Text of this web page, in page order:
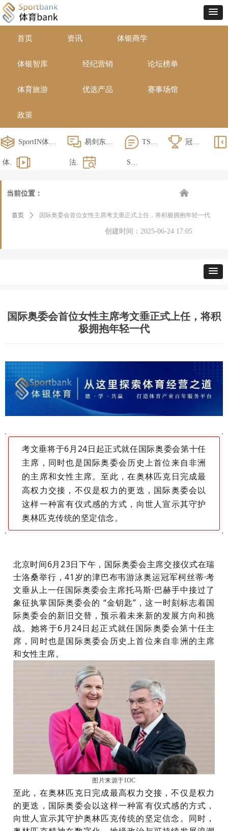
首页 资讯 体银商学
体银智库 经纪营销 论坛榜单
体育旅游 优选产品 赛事场馆
政策
SportIN体育产业大会 易剑东跨年演讲 TSL演讲 冠军十刻
体育领军人物培养计划总裁班 法国巴黎ICD国际商学院硕士班 SportO论坛
当前位置：
首页 ꄲ 国际奥委会首位女性主席考文垂正式上任，将积极拥抱年轻一代
创建时间： 2025-06-24 17:05
낀
国际奥委会首位女性主席考文垂正式上任，将积
极拥抱年轻一代
考文垂将于6月24日起正式就任国际奥委会第十任
主席，同时也是国际奥委会历史上首位来自非洲
的主席和女性主席。至此，在奥林匹克日完成最
高权力交接， 不仅是权力的更迭， 国际奥委会以
这样一种富有仪式感的方式，向世人宣示其守护
奥林匹克传统的坚定信念。
北京时间6月23日下午，国际奥委会主席交接仪式在瑞
士洛桑举行，41岁的津巴布韦游泳奥运冠军柯丝蒂·考
文垂从上一任国际奥委会主席托马斯·巴赫手中接过了
象征执掌国际奥委会的 “金钥匙”，这一时刻标志着国
际奥委会的新旧交替，预示着未来新的发展方向和挑
战。她将于6月24日起正式就任国际奥委会第十任主
席，同时也是国际奥委会历史上首位来自非洲的主席
和女性主席。
图片来源于IOC
至此， 在奥林匹克日完成最高权力交接，不仅是权力
的更迭， 国际奥委会以这样一种富有仪式感的方式，
向世人宣示其守护奥林匹克传统的坚定信念。同时，